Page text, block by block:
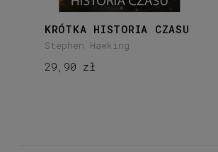
KRÓTKA HISTORIA CZASU
Stephen Hawking
29,90 zł